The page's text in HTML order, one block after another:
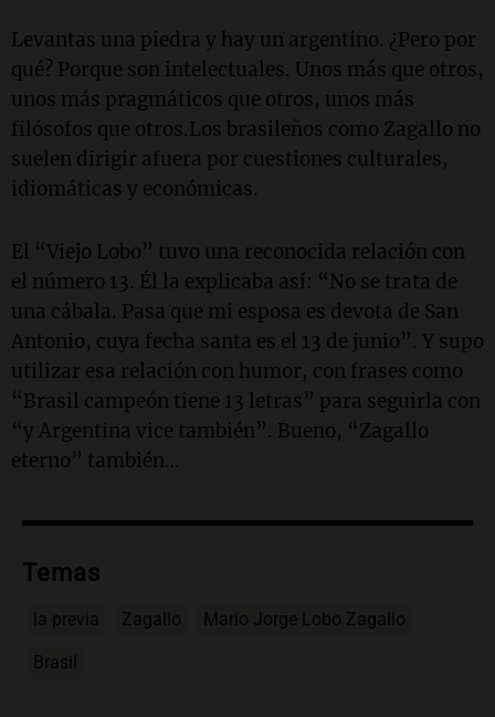
Levantas una piedra y hay un argentino. ¿Pero por
qué? Porque son intelectuales. Unos más que otros,
unos más pragmáticos que otros, unos más
filósofos que otros.Los brasileños como Zagallo no
suelen dirigir afuera por cuestiones culturales,
idiomáticas y económicas.
El “Viejo Lobo” tuvo una reconocida relación con
el número 13. Él la explicaba así: “No se trata de
una cábala. Pasa que mi esposa es devota de San
Antonio, cuya fecha santa es el 13 de junio”. Y supo
utilizar esa relación con humor, con frases como
“Brasil campeón tiene 13 letras” para seguirla con
“y Argentina vice también”. Bueno, “Zagallo
eterno” también…
Temas
la previa Zagallo Mario Jorge Lobo Zagallo
Brasil